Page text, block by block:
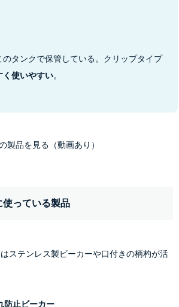
のタンクで保管している。クリップタイプ
く使いやすい。
製品を見る（動画あり）
っている製品
ステンレス製ビーカーや口付きの柄杓が活
防止ビーカー